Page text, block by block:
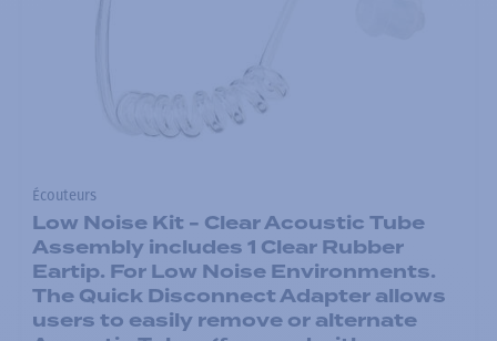
Écouteurs
Low Noise Kit - Clear Acoustic Tube
Assembly includes 1 Clear Rubber
Eartip. For Low Noise Environments.
The Quick Disconnect Adapter allows
users to easily remove or alternate